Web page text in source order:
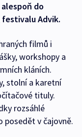
do
festivalu Advik.
filmů i
workshopy a
kláních.
stolní a karetní
tituly.
rozsáhlé
posedět v čajovně.